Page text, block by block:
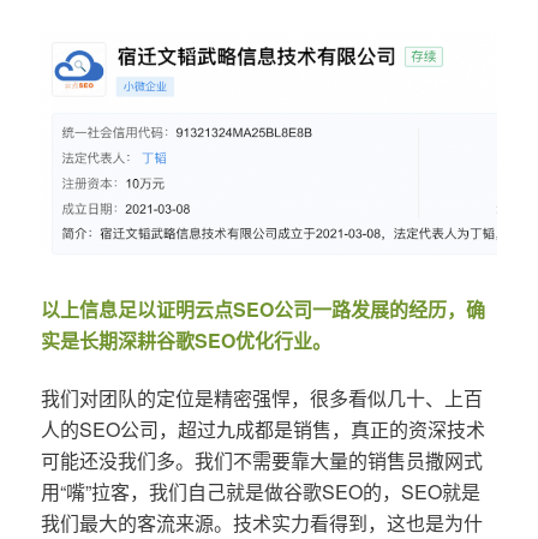
以上信息足以证明云点SEO公司一路发展的经历，确
实是长期深耕谷歌SEO优化行业。
我们对团队的定位是精密强悍，很多看似几十、上百
人的SEO公司，超过九成都是销售，真正的资深技术
可能还没我们多。我们不需要靠大量的销售员撒网式
用“嘴”拉客，我们自己就是做谷歌SEO的，SEO就是
我们最大的客流来源。技术实力看得到，这也是为什